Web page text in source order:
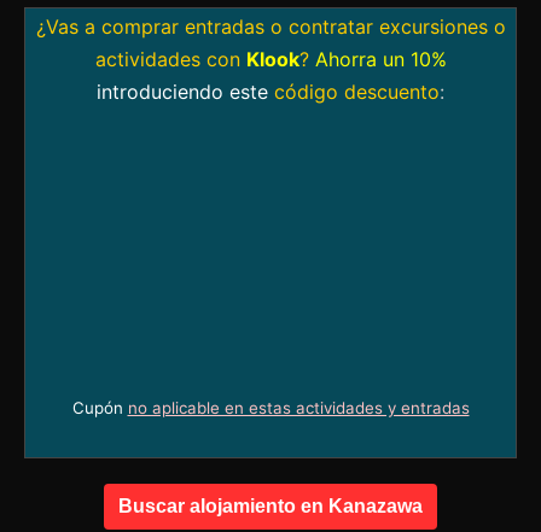
¿Vas a comprar entradas o contratar excursiones o
actividades con Klook? Ahorra un 10%
introduciendo este código descuento:
Cupón no aplicable en estas actividades y entradas
Buscar alojamiento en Kanazawa